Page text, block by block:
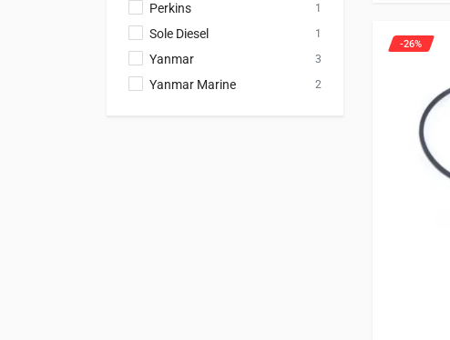
Perkins 1
Sole Diesel 1
Yanmar 3
Yanmar Marine 2
-26%